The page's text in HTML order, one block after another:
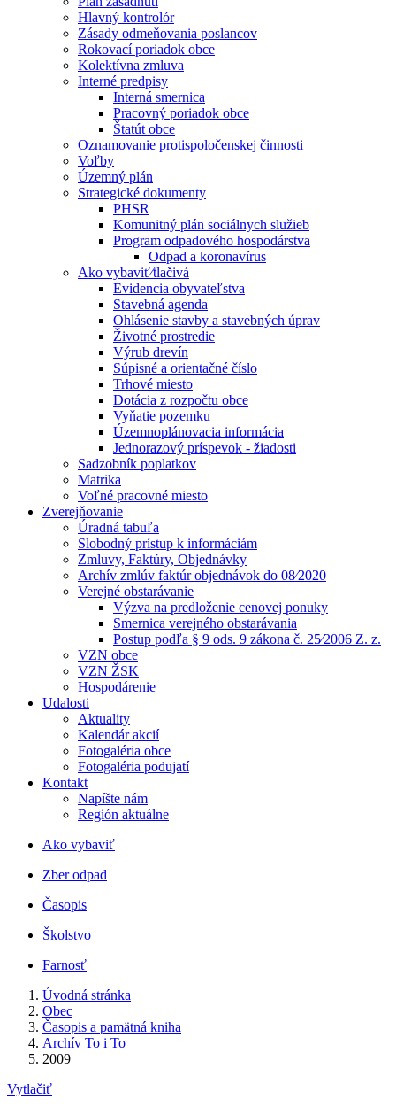
Hlavný kontrolór
Zásady odmeňovania poslancov
Rokovací poriadok obce
Kolektívna zmluva
Interné predpisy
Interná smernica
Pracovný poriadok obce
Štatút obce
Oznamovanie protispoločenskej činnosti
Voľby
Územný plán
Strategické dokumenty
PHSR
Komunitný plán sociálnych služieb
Program odpadového hospodárstva
Odpad a koronavírus
Ako vybaviť⁄tlačivá
Evidencia obyvateľstva
Stavebná agenda
Ohlásenie stavby a stavebných úprav
Životné prostredie
Výrub drevín
Súpisné a orientačné číslo
Trhové miesto
Dotácia z rozpočtu obce
Vyňatie pozemku
Územnoplánovacia informácia
Jednorazový príspevok - žiadosti
Sadzobník poplatkov
Matrika
Voľné pracovné miesto
Zverejňovanie
Úradná tabuľa
Slobodný prístup k informáciám
Zmluvy, Faktúry, Objednávky
Archív zmlúv faktúr objednávok do 08⁄2020
Verejné obstarávanie
Výzva na predloženie cenovej ponuky
Smernica verejného obstarávania
Postup podľa § 9 ods. 9 zákona č. 25⁄2006 Z. z.
VZN obce
VZN ŽSK
Hospodárenie
Udalosti
Aktuality
Kalendár akcií
Fotogaléria obce
Fotogaléria podujatí
Kontakt
Napíšte nám
Región aktuálne
Ako vybaviť
Zber odpad
Časopis
Školstvo
Farnosť
Úvodná stránka
Obec
Časopis a pamätná kniha
Archív To i To
2009
Vytlačiť